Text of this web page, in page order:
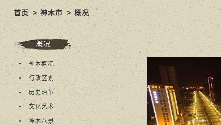
首页 >神木市 > 概况
概况
神木概况
行政区划
历史沿革
文化艺术
神木八景